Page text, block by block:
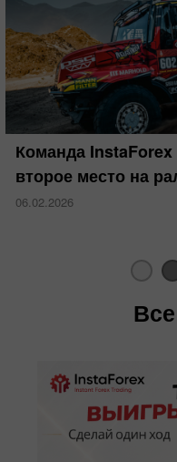
Команда
второе место на
06.02.2026